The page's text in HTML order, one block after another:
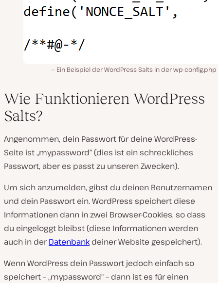
Ein Beispiel der WordPress Salts in der wp-config.php
Wie Funktionieren WordPress
Salts?
Angenommen, dein Passwort für deine WordPress-
Seite ist „mypassword“ (dies ist ein schreckliches
Passwort, aber es passt zu unseren Zwecken).
Um sich anzumelden, gibst du deinen Benutzernamen
und dein Passwort ein. WordPress speichert diese
Informationen dann in zwei Browser-Cookies, so dass
du eingeloggt bleibst (diese Informationen werden
auch in derDatenbank deiner Website gespeichert).
Wenn WordPress dein Passwort jedoch einfach so
speichert – „mypassword“ – dann ist es für einen